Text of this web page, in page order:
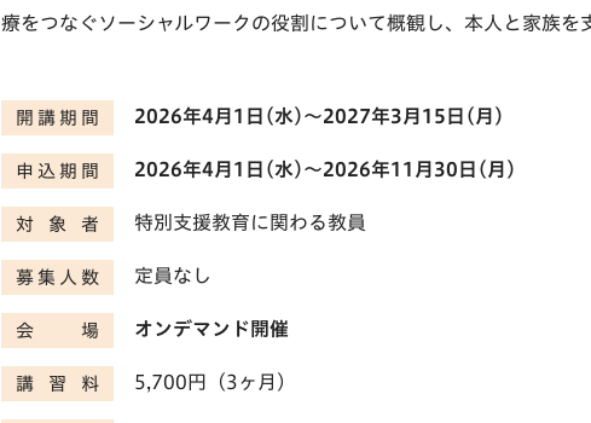
療をつなぐソーシャルワークの役割について概観し、本人と家族を
開講期間 2026年4月1日(水)〜2027年3月15日(月)
申込期間 2026年4月1日(水)〜2026年11月30日(月)
対象者 特別支援教育に関わる教員
募集人数 定員なし
会場 オンデマンド開催
講習料 5,700円（3ヶ月）